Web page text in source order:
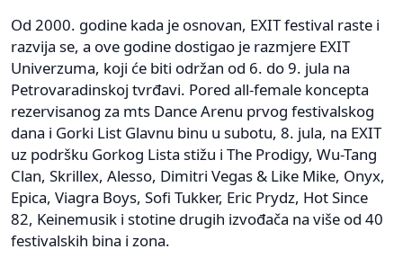
Od 2000. godine kada je osnovan, EXIT festival raste i
razvija se, a ove godine dostigao je razmjere EXIT
Univerzuma, koji će biti održan od 6. do 9. jula na
Petrovaradinskoj tvrđavi. Pored all-female koncepta
rezervisanog za mts Dance Arenu prvog festivalskog
dana i Gorki List Glavnu binu u subotu, 8. jula, na EXIT
uz podršku Gorkog Lista stižu i The Prodigy, Wu-Tang
Clan, Skrillex, Alesso, Dimitri Vegas & Like Mike, Onyx,
Epica, Viagra Boys, Sofi Tukker, Eric Prydz, Hot Since
82, Keinemusik i stotine drugih izvođača na više od 40
festivalskih bina i zona.